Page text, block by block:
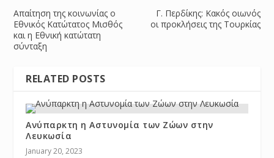
Απαίτηση της κοινωνίας ο
Εθνικός Κατώτατος Μισθός
και η Εθνική κατώτατη
σύνταξη
Γ. Περδίκης: Κακός οιωνός
οι προκλήσεις της Τουρκίας
RELATED POSTS
Ανύπαρκτη η Αστυνομία των Ζώων στην
Λευκωσία
January 20, 2023